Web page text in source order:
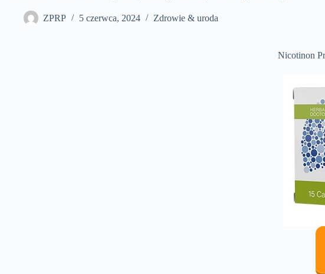
ZPRP 5 czerwca, 2024 Zdrowie & uroda
Nicotinon